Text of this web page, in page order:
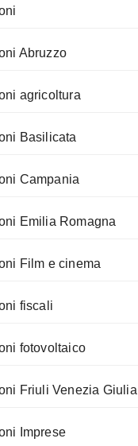
Abruzzo
agricoltura
Basilicata
Campania
Emilia Romagna
Film e cinema
fiscali
fotovoltaico
Friuli Venezia Giulia
Imprese